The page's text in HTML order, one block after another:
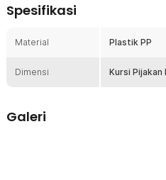
anorektal secara optimal,
Desain Ergonomis
pada sebagian besar toilet duduk.
Material Kualitas Terbaik
Spesifikasi
Material Plastik PP
Dimensi Kursi Pijakan
Galeri